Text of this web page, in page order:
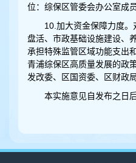
位：综保区管委会办公室成
10.加大资金保障力度
盘活、市政基础设施建设、
承担特殊监管区域功能支出
青浦综保区高质量发展的政
发改委、区国资委、区财政局
本实施意见自发布之日